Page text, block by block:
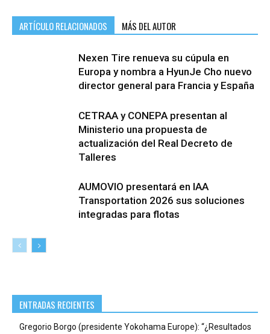
ARTÍCULO RELACIONADOS MÁS DEL AUTOR
Nexen Tire renueva su cúpula en
Europa y nombra a HyunJe Cho nuevo
director general para Francia y España
CETRAA y CONEPA presentan al
Ministerio una propuesta de
actualización del Real Decreto de
Talleres
AUMOVIO presentará en IAA
Transportation 2026 sus soluciones
integradas para flotas
ENTRADAS RECIENTES
Gregorio Borgo (presidente Yokohama Europe): “¿Resultados